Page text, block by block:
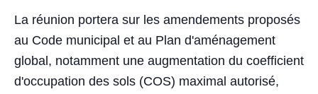
La réunion portera sur les amendements proposés
au Code municipal et au Plan d'aménagement
global, notamment une augmentation du coefficient
d'occupation des sols (COS) maximal autorisé,